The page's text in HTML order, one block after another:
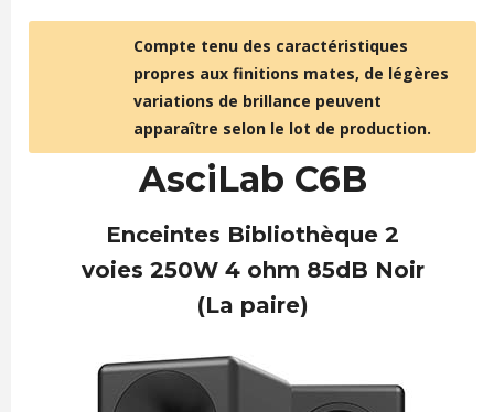
Compte tenu des caractéristiques
propres aux finitions mates, de légères
variations de brillance peuvent
apparaître selon le lot de production.
AsciLab C6B
Enceintes Bibliothèque 2
voies 250W 4 ohm 85dB Noir
(La paire)